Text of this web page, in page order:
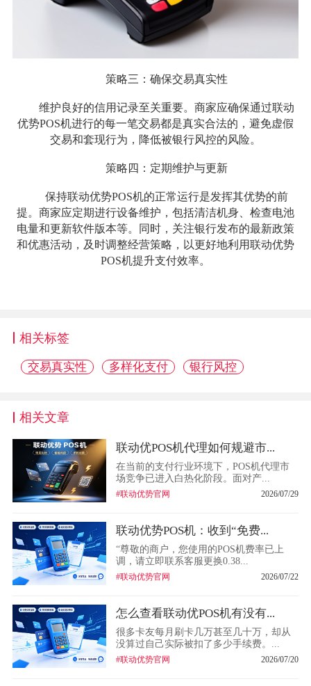
策略三：确保交易真实性
维护良好的信用记录至关重要。商家应确保通过联动
优势POS机进行的每一笔交易都是真实合法的，避免虚假
交易和套现行为，降低被银行风控的风险。
策略四：定期维护与更新
保持联动优势POS机的正常运行是发挥其优势的前
提。商家应定期进行设备维护，包括清洁机身、检查电池
电量和更新软件版本等。同时，关注银行发布的最新政策
和优惠活动，及时调整经营策略，以更好地利用联动优势
POS机提升支付效率。
相关标签
交易真实性 多样化支付 银行风控
相关文章
联动优POS机代理如何规避市...
在当前的支付行业环境下，POS机代理市
场竞争已进入白热化阶段。面对产...
#联动优势官网 2026/07/29
联动优势POS机：收到“免费...
“尊敬的商户，您使用的POS机费率已上
调，请立即联系客服更换0.38...
#联动优势官网 2026/07/22
怎么查看联动优POS机有没有...
很多卡友每月刷卡几万甚至几十万，却从
没算过自己实际被扣了多少手续费。...
#联动优势官网 2026/07/20